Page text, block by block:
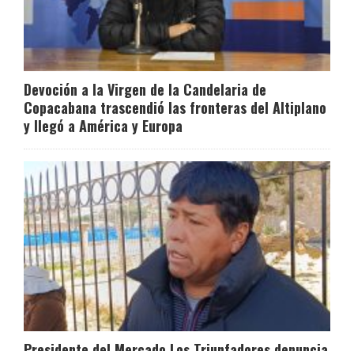
Devoción a la Virgen de la Candelaria de
Copacabana trascendió las fronteras del Altiplano
y llegó a América y Europa